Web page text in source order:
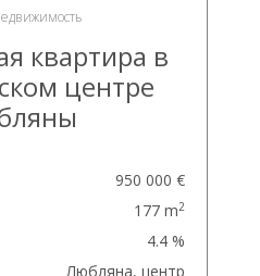
квартира в
центре
950 000 €
177 m2
4.4 %
Любляна, центр